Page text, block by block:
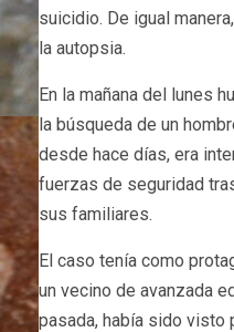
suicidio. De igual
la autopsia.
En la mañana del lunes
la búsqueda de un
desde hace días, era
fuerzas de seguridad
sus familiares.
El caso tenía como
un vecino de avanzada
pasada, había sido visto